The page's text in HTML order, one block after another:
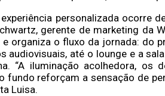
experiência personalizada
gerente de marketing da
organiza o fluxo da jornada: do
audiovisuais, até o lounge e a
“A iluminação acolhedora,
fundo reforçam a sensação de
Luisa.